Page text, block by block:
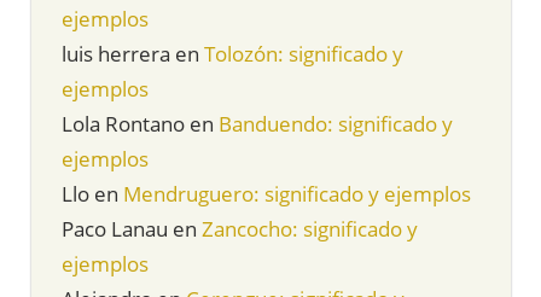
ejemplos
luis herrera en Tolozón: significado y
ejemplos
Lola Rontano en Banduendo: significado y
ejemplos
Llo en Mendruguero: significado y ejemplos
Paco Lanau en Zancocho: significado y
ejemplos